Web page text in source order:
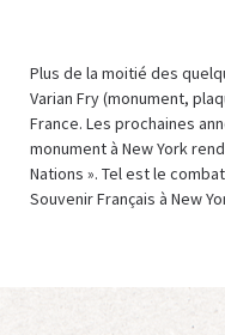
Plus de la moitié des
Varian Fry (monument,
France. Les prochaines
monument à New York
Nations ». Tel est le
Souvenir Français à New